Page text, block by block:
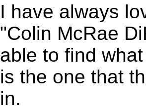
I have always
"Colin McRae
able to find
is the one that
in.